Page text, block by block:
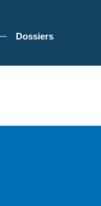
proposer une navigation
Dossiers